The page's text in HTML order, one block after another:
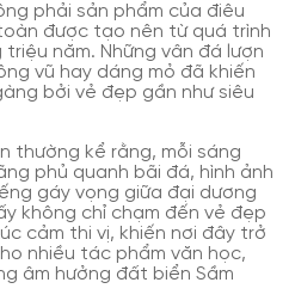
phải sản phẩm của điêu
được tạo nên từ quá trình
năm. Những vân đá lượn
vũ hay dáng mỏ đã khiến
bởi vẻ đẹp gần như siêu
thường kể rằng, mỗi sáng
phủ quanh bãi đá, hình ảnh
gáy vọng giữa đại dương
không chỉ chạm đến vẻ đẹp
cảm thi vị, khiến nơi đây trở
nhiều tác phẩm văn học,
âm hưởng đất biển Sầm